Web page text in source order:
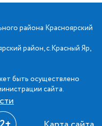
района Красноярский
район, с.Красный Яр,
быть осуществлено
сайта.